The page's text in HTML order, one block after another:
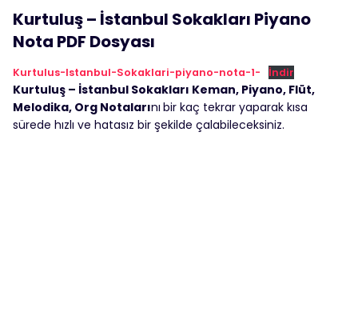
Kurtuluş – İstanbul Sokakları Piyano
Nota PDF Dosyası
Kurtulus-Istanbul-Sokaklari-piyano-nota-1- İndir
Kurtuluş – İstanbul Sokakları Keman, Piyano, Flüt,
Melodika, Org Notalarını bir kaç tekrar yaparak kısa
sürede hızlı ve hatasız bir şekilde çalabileceksiniz.